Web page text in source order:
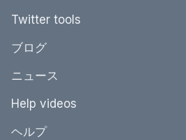
Twitter tools
ブログ
ニュース
Help videos
ヘルプ